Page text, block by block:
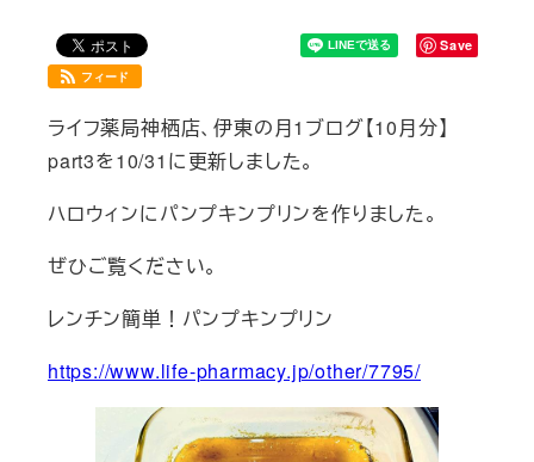
Save
フィード
ライフ薬局神栖店、伊東の月1ブログ【10月分】
part3を10/31に更新しました。
ハロウィンにパンプキンプリンを作りました。
ぜひご覧ください。
レンチン簡単！パンプキンプリン
https://www.life-pharmacy.jp/other/7795/